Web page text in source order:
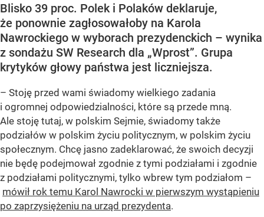
Blisko 39 proc. Polek i Polaków deklaruje,
że ponownie zagłosowałoby na Karola
Nawrockiego w wyborach prezydenckich – wynika
z sondażu SW Research dla „Wprost”. Grupa
krytyków głowy państwa jest liczniejsza.
– Stoję przed wami świadomy wielkiego zadania
i ogromnej odpowiedzialności, które są przede mną.
Ale stoję tutaj, w polskim Sejmie, świadomy także
podziałów w polskim życiu politycznym, w polskim życiu
społecznym. Chcę jasno zadeklarować, że swoich decyzji
nie będę podejmował zgodnie z tymi podziałami i zgodnie
z podziałami politycznymi, tylko wbrew tym podziałom –
mówił rok temu Karol Nawrocki w pierwszym wystąpieniu
po zaprzysiężeniu na urząd prezydenta.